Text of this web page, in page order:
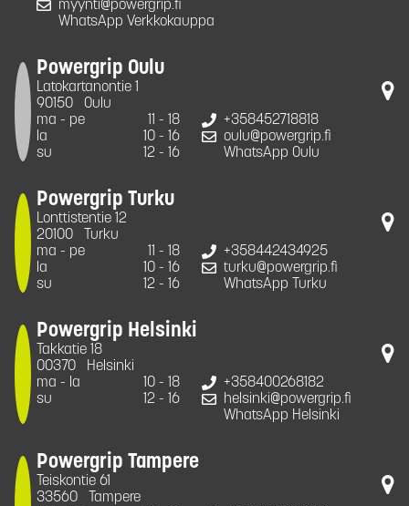
myynti@powergrip.fi
WhatsApp Verkkokauppa
Powergrip Oulu
Latokartanontie 1
90150
Oulu
ma - pe
11 - 18
la
10 - 16
su
12 - 16
+358452718818
oulu@powergrip.fi
WhatsApp Oulu
Powergrip Turku
Lonttistentie 12
20100
Turku
ma - pe
11 - 18
la
10 - 16
su
12 - 16
+358442434925
turku@powergrip.fi
WhatsApp Turku
Powergrip Helsinki
Takkatie 18
00370
Helsinki
ma - la
10 - 18
su
12 - 16
+358400268182
helsinki@powergrip.fi
WhatsApp Helsinki
Powergrip Tampere
Teiskontie 61
33560
Tampere